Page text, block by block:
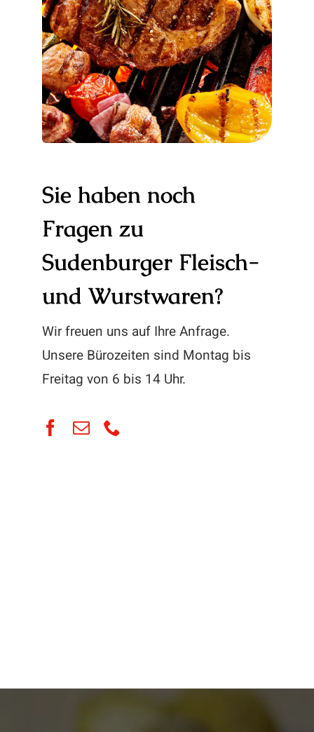
Sie haben noch
Fragen zu
Sudenburger Fleisch-
und Wurstwaren?
Wir freuen uns auf Ihre Anfrage.
Unsere Bürozeiten sind Montag bis
Freitag von 6 bis 14 Uhr.